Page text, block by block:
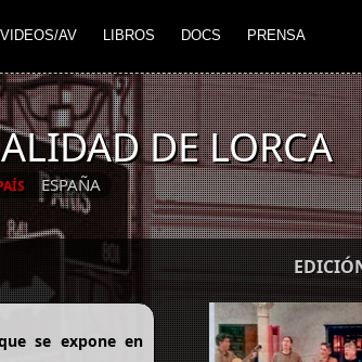
VIDEOS/AV LIBROS DOCS PRENSA
DE LORCA
ESPAÑA
se expone en